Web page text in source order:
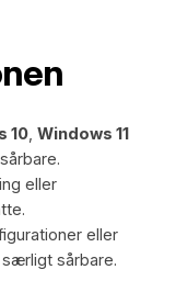
10, Windows 11
eller
eller
sårbare.